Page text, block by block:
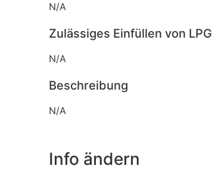
N/A
Zulässiges Einfüllen von LPG
N/A
Beschreibung
N/A
Info ändern